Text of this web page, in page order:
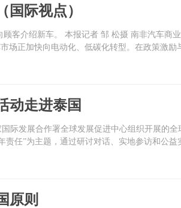
国际视点）
客介绍新车。 本报记者 邹 松摄 南非汽车商
场正加快向电动化、低碳化转型。在政策激
动走进泰国
际发展合作署全球发展促进中心组织开展的
责任”为主题，通过研讨对话、实地参访和
原则